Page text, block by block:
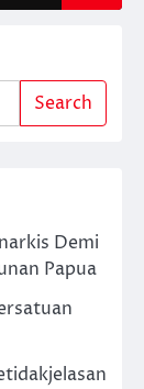
Search
Demi
Papua